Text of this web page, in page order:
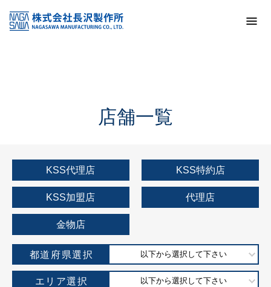
KSS加盟店・取扱店情報
店舗一覧
店舗一覧
KSS代理店 KSS特約店
KSS加盟店 代理店
金物店
都道府県選択 以下から選択して下さい
エリア選択 以下から選択して下さい